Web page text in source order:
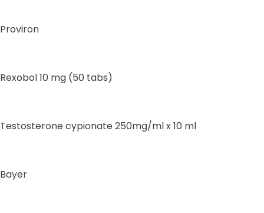
Proviron
Rexobol 10 mg (50 tabs)
Testosterone cypionate 250mg/ml x 10 ml
Bayer